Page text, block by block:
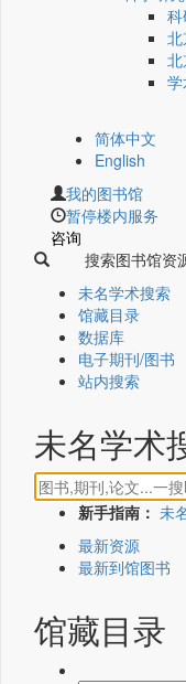
科
简体中文
English
我的图书馆
暂停楼内服务
咨询
搜索图书馆资
未名学术搜索
馆藏目录
数据库
电子期刊/图书
站内搜索
未名学术
新手指南： 未
最新资源
最新到馆图书
馆藏目录